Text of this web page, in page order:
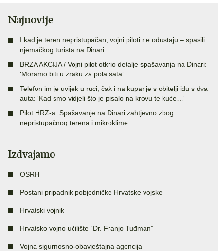
Najnovije
I kad je teren nepristupačan, vojni piloti ne odustaju – spasili
njemačkog turista na Dinari
BRZA AKCIJA / Vojni pilot otkrio detalje spašavanja na Dinari:
‘Moramo biti u zraku za pola sata’
Telefon im je uvijek u ruci, čak i na kupanje s obitelji idu s dva
auta: ‘Kad smo vidjeli što je pisalo na krovu te kuće…‘
Pilot HRZ-a: Spašavanje na Dinari zahtjevno zbog
nepristupačnog terena i mikroklime
Izdvajamo
OSRH
Postani pripadnik pobjedničke Hrvatske vojske
Hrvatski vojnik
Hrvatsko vojno učilište “Dr. Franjo Tuđman”
Vojna sigurnosno-obavještajna agencija